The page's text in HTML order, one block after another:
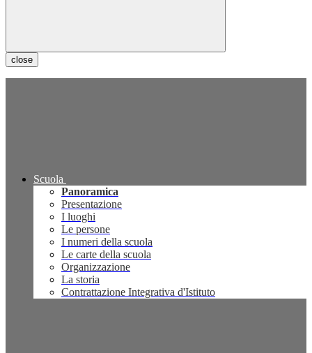
close
Scuola
Panoramica
Presentazione
I luoghi
Le persone
I numeri della scuola
Le carte della scuola
Organizzazione
La storia
Contrattazione Integrativa d'Istituto